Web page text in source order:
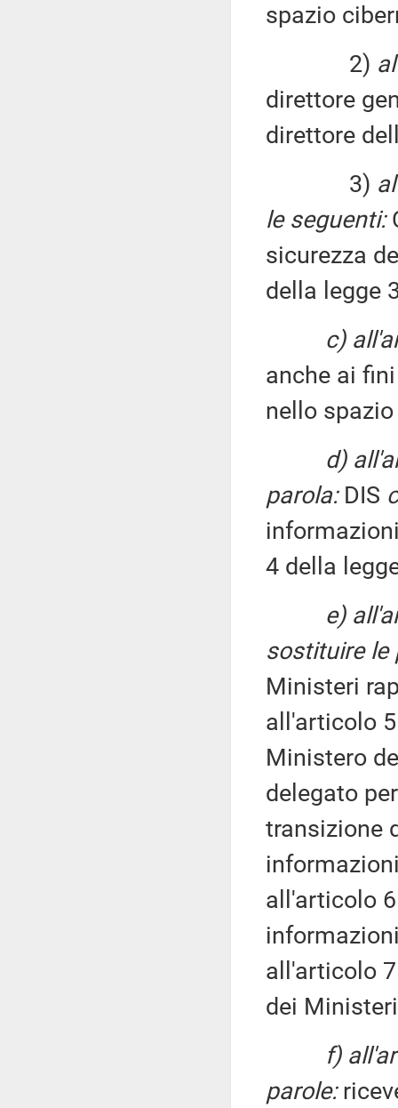
spazio
2)
direttore
direttore
3)
le seguenti:
sicurezza
della legge
c)
anche ai
nello
d)
parola:DIS
4 della
e)
sostituire le
Ministeri
all'articolo
Ministero
delegato
transizione
all'articolo
all'articolo
dei
f)
parole: